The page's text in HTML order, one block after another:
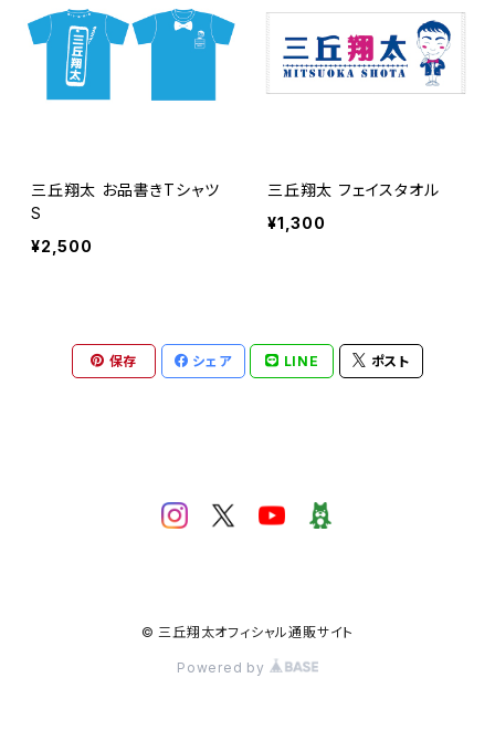
三丘翔太 お品書きTシャツ
S
¥2,500
三丘翔太 フェイスタオル
¥1,300
保存 シェア LINE ポスト
© 三丘翔太オフィシャル通販サイト
Powered by